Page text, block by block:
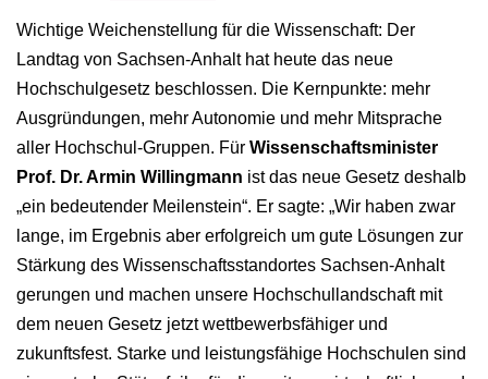
Wichtige Weichenstellung für die Wissenschaft: Der
Landtag von Sachsen-Anhalt hat heute das neue
Hochschulgesetz beschlossen. Die Kernpunkte: mehr
Ausgründungen, mehr Autonomie und mehr Mitsprache
aller Hochschul-Gruppen. Für Wissenschaftsminister
Prof. Dr. Armin Willingmann ist das neue Gesetz deshalb
„ein bedeutender Meilenstein“. Er sagte: „Wir haben zwar
lange, im Ergebnis aber erfolgreich um gute Lösungen zur
Stärkung des Wissenschaftsstandortes Sachsen-Anhalt
gerungen und machen unsere Hochschullandschaft mit
dem neuen Gesetz jetzt wettbewerbsfähiger und
zukunftsfest. Starke und leistungsfähige Hochschulen sind